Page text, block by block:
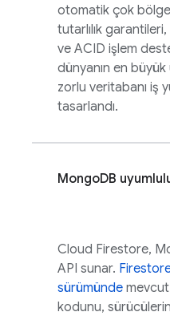
otomatik çok
tutarlılık
ve ACID işlem
dünyanın en
zorlu veritabanı iş
tasarlandı.
MongoDB
Cloud Firestore,
API sunar.
sürümünde
kodunu,